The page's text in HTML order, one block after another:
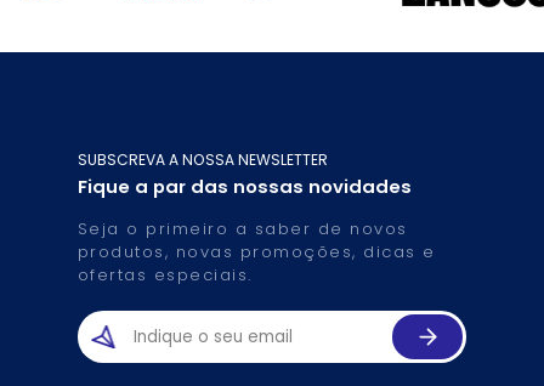
SUBSCREVA A NOSSA NEWSLETTER
Fique a par das nossas novidades
Seja o primeiro a saber de novos
produtos, novas promoções, dicas e
ofertas especiais.